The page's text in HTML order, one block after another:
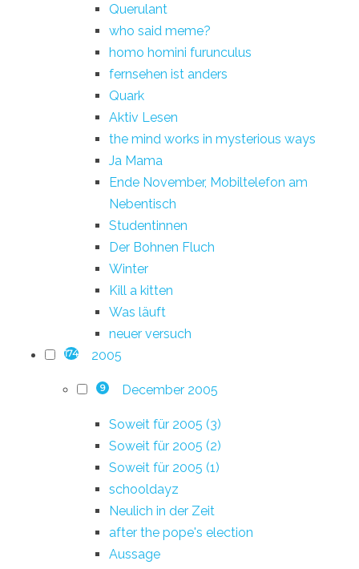
Querulant
who said meme?
homo homini furunculus
fernsehen ist anders
Quark
Aktiv Lesen
the mind works in mysterious ways
Ja Mama
Ende November, Mobiltelefon am
Nebentisch
Studentinnen
Der Bohnen Fluch
Winter
Kill a kitten
Was läuft
neuer versuch
174 2005
9 December 2005
Soweit für 2005 (3)
Soweit für 2005 (2)
Soweit für 2005 (1)
schooldayz
Neulich in der Zeit
after the pope's election
Aussage